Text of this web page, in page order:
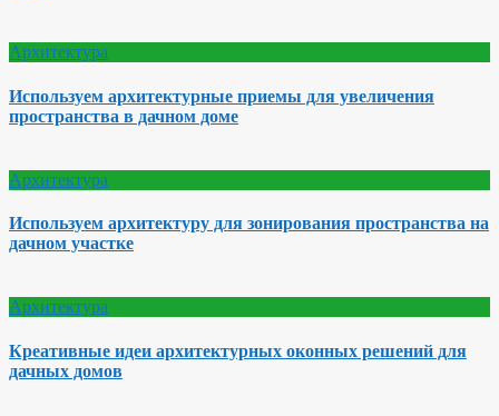
Архитектура
Используем архитектурные приемы для увеличения
пространства в дачном доме
Архитектура
Используем архитектуру для зонирования пространства на
дачном участке
Архитектура
Креативные идеи архитектурных оконных решений для
дачных домов